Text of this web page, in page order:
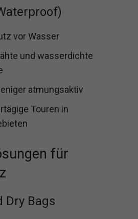
vor Wasser
und wasserdichte
atmungsaktiv
Touren in
für
Dry Bags